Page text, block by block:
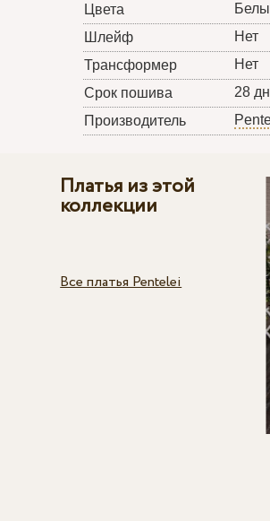
Цвета
Шлейф
Нет
Трансформер
Нет
Срок пошива
28
Производитель
Платья из этой
коллекции
Все платья Pentelei